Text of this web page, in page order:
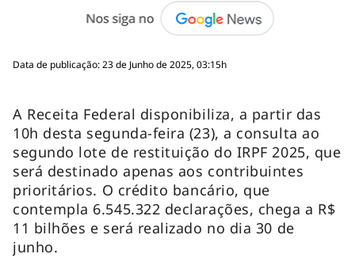
Data de publicação: 23 de Junho de 2025, 03:15h
A Receita Federal disponibiliza, a partir das
10h desta segunda-feira (23), a consulta ao
segundo lote de restituição do IRPF 2025, que
será destinado apenas aos contribuintes
prioritários. O crédito bancário, que
contempla 6.545.322 declarações, chega a R$
11 bilhões e será realizado no dia 30 de
junho.